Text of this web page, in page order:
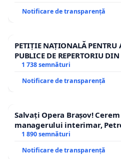
Notificare de transparență
PETIȚIE NAȚIONALĂ PENTRU
PUBLICE DE REPERTORIU
1 738 semnături
Notificare de transparență
Salvați Opera Brașov!
managerului interimar,
1 890 semnături
Notificare de transparență